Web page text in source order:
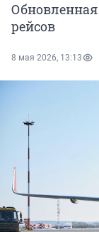
рейсов
8 мая 2026, 13:13